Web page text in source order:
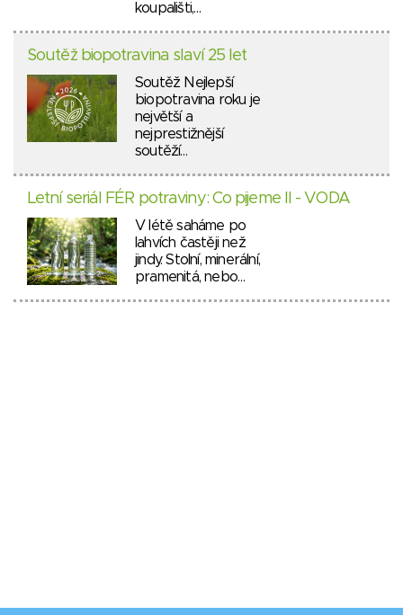
koupališti,…
Soutěž biopotravina slaví 25 let
Soutěž Nejlepší
biopotravina roku je
největší a
nejprestižnější
soutěží…
Letní seriál FÉR potraviny: Co pijeme II - VODA
V létě saháme po
lahvích častěji než
jindy. Stolní, minerální,
pramenitá, nebo…